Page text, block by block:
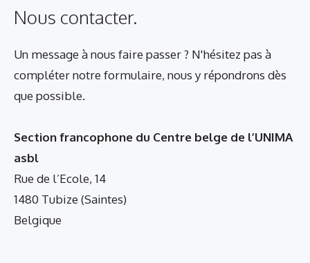
Nous contacter.
Un message à nous faire passer ? N'hésitez pas à
compléter notre formulaire, nous y répondrons dès
que possible.
Section francophone du Centre belge de l’UNIMA
asbl
Rue de l’Ecole, 14
1480 Tubize (Saintes)
Belgique